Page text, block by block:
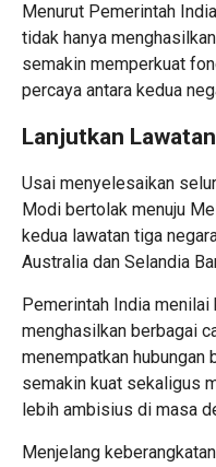
Menurut Pemerintah
tidak hanya
semakin memperkuat
percaya antara kedua
Lanjutkan
Usai menyelesaikan
Modi bertolak menuju
kedua lawatan tiga
Australia dan Selandia
Pemerintah India
menghasilkan berbagai
menempatkan
semakin kuat sekaligus
lebih ambisius di masa
Menjelang